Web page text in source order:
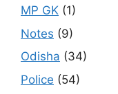
MP GK (1)
Notes (9)
Odisha (34)
Police (54)